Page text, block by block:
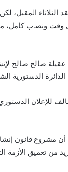
المقبل، لكن
وقت ونصاب كامل،
عقيلة صالح صالح
الدستورية
للإعلان
أن مشروع قانون
تعميق الأزمة